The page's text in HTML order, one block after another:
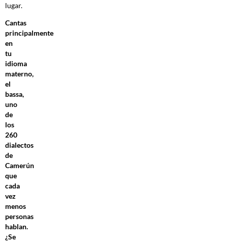
lugar.
Cantas
principalmente
en
tu
idioma
materno,
el
bassa,
uno
de
los
260
dialectos
de
Camerún
que
cada
vez
menos
personas
hablan.
¿Se